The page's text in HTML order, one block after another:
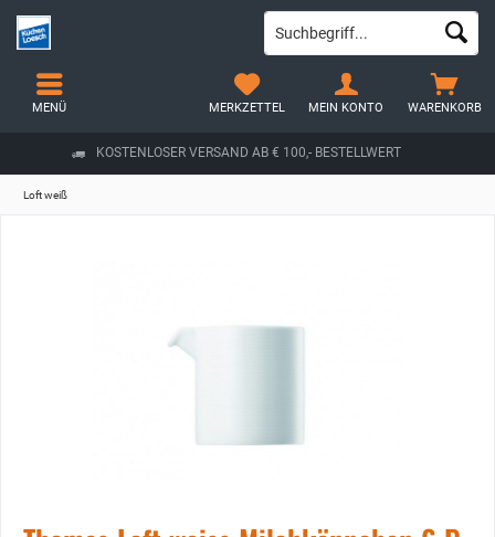
KOSTENLOSER VERSAND AB € 100,- BESTELLWERT
WARENKORB
MERKZETTEL MEIN KONTO
MENÜ
Loft weiß